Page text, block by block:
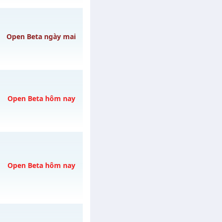
20h ngày
Open Beta ngày mai
10/08/2626
Open Beta hôm nay
Open Beta hôm nay